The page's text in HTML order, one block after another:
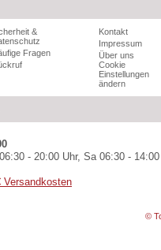
&
Fragen
Kontakt
Impressum
Über uns
Cookie
Einstellungen
ändern
- 20:00 Uhr, Sa 06:30 - 14:00
©